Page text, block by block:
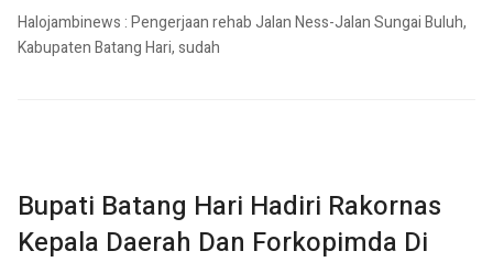
Halojambinews : Pengerjaan rehab Jalan Ness-Jalan Sungai Buluh,
Kabupaten Batang Hari, sudah
Bupati Batang Hari Hadiri Rakornas
Kepala Daerah Dan Forkopimda Di